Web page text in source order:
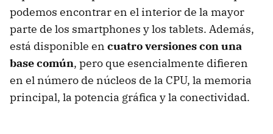
podemos encontrar en el interior de la mayor
parte de los smartphones y los tablets. Además,
está disponible en cuatro versiones con una
base común, pero que esencialmente difieren
en el número de núcleos de la CPU, la memoria
principal, la potencia gráfica y la conectividad.